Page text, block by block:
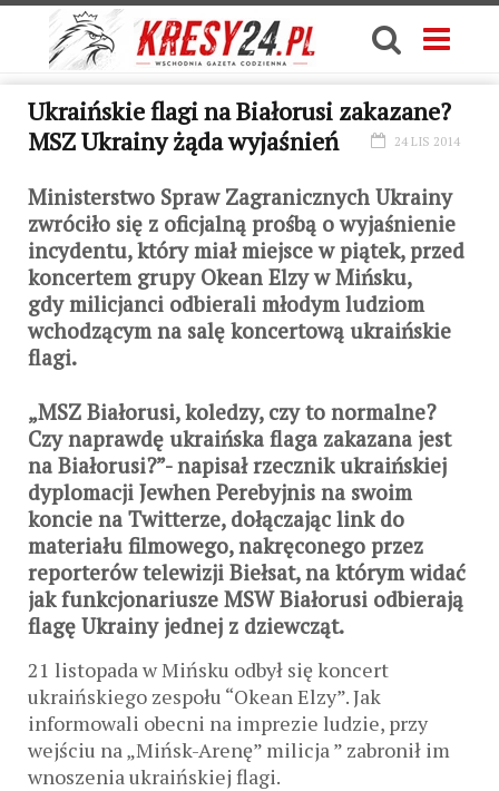
Ukraińskie flagi na Białorusi zakazane?
MSZ Ukrainy żąda wyjaśnień
24 LIS 2014
Ministerstwo Spraw Zagranicznych Ukrainy
zwróciło się z oficjalną prośbą o wyjaśnienie
incydentu, który miał miejsce w piątek, przed
koncertem grupy Okean Elzy w Mińsku,
gdy milicjanci odbierali młodym ludziom
wchodzącym na salę koncertową ukraińskie
flagi.
„MSZ Białorusi, koledzy, czy to normalne?
Czy naprawdę ukraińska flaga zakazana jest
na Białorusi?”- napisał rzecznik ukraińskiej
dyplomacji Jewhen Perebyjnis na swoim
koncie na Twitterze, dołączając link do
materiału filmowego, nakręconego przez
reporterów telewizji Biełsat, na którym widać
jak funkcjonariusze MSW Białorusi odbierają
flagę Ukrainy jednej z dziewcząt.
21 listopada w Mińsku odbył się koncert
ukraińskiego zespołu “Okean Elzy”. Jak
informowali obecni na imprezie ludzie, przy
wejściu na „Mińsk-Arenę” milicja ” zabronił im
wnoszenia ukraińskiej flagi.